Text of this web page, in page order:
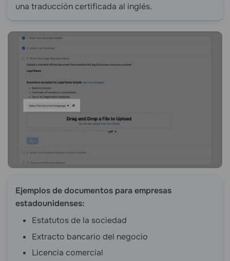
una traducción certificada al inglés.
Ejemplos de documentos para empresas
estadounidenses:
Estatutos de la sociedad
Extracto bancario del negocio
Licencia comercial